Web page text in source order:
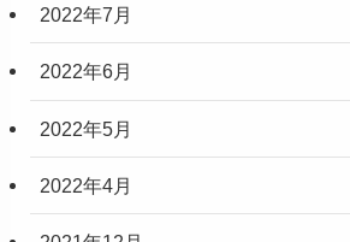
2022年7月
2022年6月
2022年5月
2022年4月